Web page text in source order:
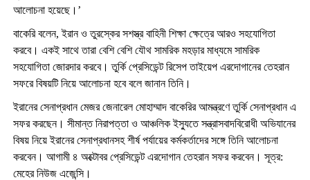
আলোচনা হয়েছে।’
বাকেরি বলেন, ইরান ও তুরস্কের সশস্ত্র বাহিনী শিক্ষা ক্ষেত্রে আরও সহযোগিতা
করবে। একই সাথে তারা বেশি বেশি যৌথ সামরিক মহড়ার মাধ্যমে সামরিক
সহযোগিতা জোরদার করবে। তুর্কি প্রেসিডেন্ট রিসেপ তাইয়েপ এরদোগানের তেহরান
সফরে বিষয়টি নিয়ে আলোচনা হবে বলে জানান তিনি।
ইরানের সেনাপ্রধান মেজর জেনারেল মোহাম্মাদ বাকেরির আমন্ত্রণে তুর্কি সেনাপ্রধান এ
সফর করছেন। সীমান্ত নিরাপত্তা ও আঞ্চলিক ইস্যুতে সন্ত্রাসবাদবিরোধী অভিযানের
বিষয় নিয়ে ইরানের সেনাপ্রধানসহ শীর্ষ পর্যায়ের কর্মকর্তাদের সঙ্গে তিনি আলোচনা
করবেন। আগামী ৪ অক্টোবর প্রেসিডেন্ট এরদোগান তেহরান সফর করবেন। সূত্র:
মেহের নিউজ এজেন্সি।